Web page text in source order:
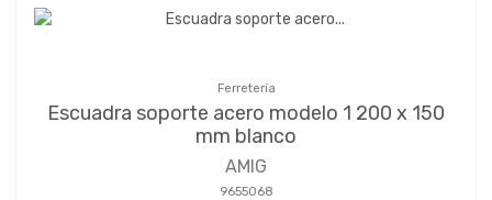
Ferretería
Escuadra soporte acero modelo 1 200 x 150
mm blanco
AMIG
9655068